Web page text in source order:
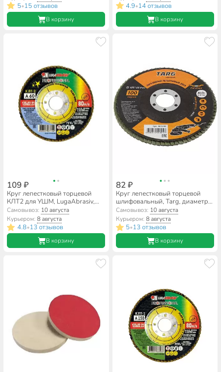
A60, шлифовальный
5•15 отзывов
В корзину
A40, шлифовальный
4.9•14 отзывов
В корзину
109 ₽
Круг лепестковый торцевой
КЛТ2 для УШМ, LugaAbrasiv,
диаметр 125 мм, посадочный
диаметр 22 мм, зернистость
A60, шлифовальный
Самовывоз: 10 августа
Курьером:8 августа
4.8•13 отзывов
В корзину
82 ₽
Круг лепестковый торцевой
шлифовальный, Targ, диаметр
125 мм, посадочный диаметр
22.2 мм, зернистость P100,
663408
Самовывоз: 10 августа
Курьером: 8 августа
5•13 отзывов
В корзину